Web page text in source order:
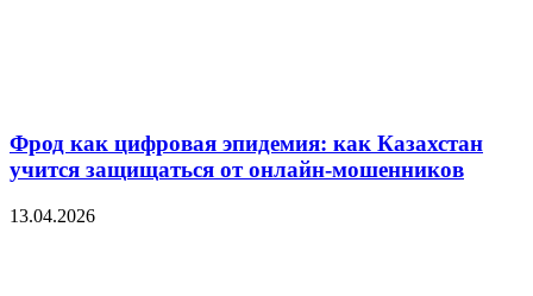
Фрод как цифровая эпидемия: как Казахстан
учится защищаться от онлайн-мошенников
13.04.2026